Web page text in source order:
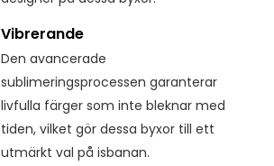
Vibrerande
Den avancerade
sublimeringsprocessen garanterar
livfulla färger som inte bleknar med
tiden, vilket gör dessa byxor till ett
utmärkt val på isbanan.